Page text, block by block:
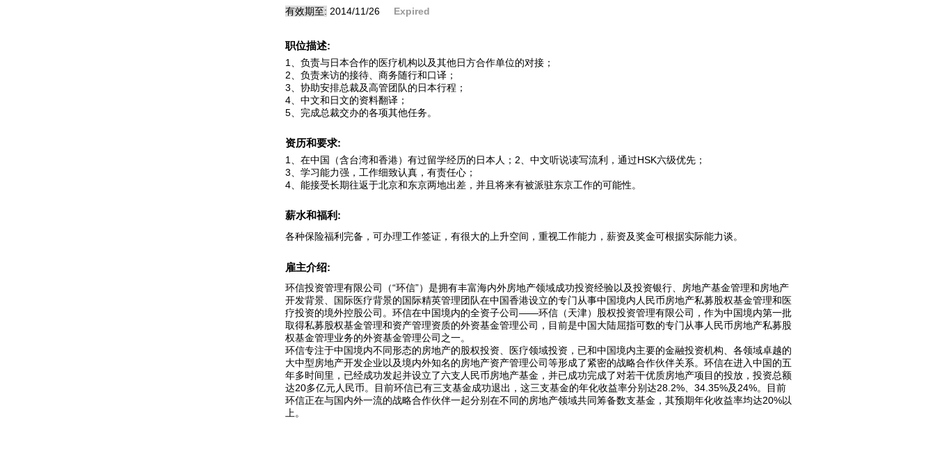
有效期至: 2014/11/26 Expired
职位描述:
1、负责与日本合作的医疗机构以及其他日方合作单位的对接；
2、负责来访的接待、商务随行和口译；
3、协助安排总裁及高管团队的日本行程；
4、中文和日文的资料翻译；
5、完成总裁交办的各项其他任务。
资历和要求:
1、在中国（含台湾和香港）有过留学经历的日本人；2、中文听说读写流利，通过HSK六级优先；
3、学习能力强，工作细致认真，有责任心；
4、能接受长期往返于北京和东京两地出差，并且将来有被派驻东京工作的可能性。
薪水和福利:
各种保险福利完备，可办理工作签证，有很大的上升空间，重视工作能力，薪资及奖金可根据实际能力谈。
雇主介绍:
环信投资管理有限公司（“环信”）是拥有丰富海内外房地产领域成功投资经验以及投资银行、房地产基金管理和房地产
开发背景、国际医疗背景的国际精英管理团队在中国香港设立的专门从事中国境内人民币房地产私募股权基金管理和医
疗投资的境外控股公司。环信在中国境内的全资子公司——环信（天津）股权投资管理有限公司，作为中国境内第一批
取得私募股权基金管理和资产管理资质的外资基金管理公司，目前是中国大陆屈指可数的专门从事人民币房地产私募股
权基金管理业务的外资基金管理公司之一。
环信专注于中国境内不同形态的房地产的股权投资、医疗领域投资，已和中国境内主要的金融投资机构、各领域卓越的
大中型房地产开发企业以及境内外知名的房地产资产管理公司等形成了紧密的战略合作伙伴关系。环信在进入中国的五
年多时间里，已经成功发起并设立了六支人民币房地产基金，并已成功完成了对若干优质房地产项目的投放，投资总额
达20多亿元人民币。目前环信已有三支基金成功退出，这三支基金的年化收益率分别达28.2%、34.35%及24%。目前
环信正在与国内外一流的战略合作伙伴一起分别在不同的房地产领域共同筹备数支基金，其预期年化收益率均达20%以
上。